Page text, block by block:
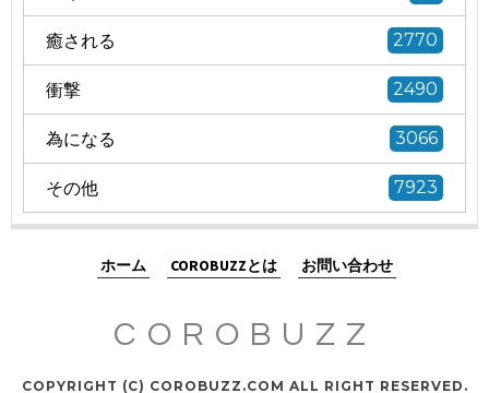
癒される 2770
衝撃 2490
為になる 3066
その他 7923
ホーム COROBUZZとは お問い合わせ
COROBUZZ
COPYRIGHT (C) COROBUZZ.COM ALL RIGHT RESERVED.